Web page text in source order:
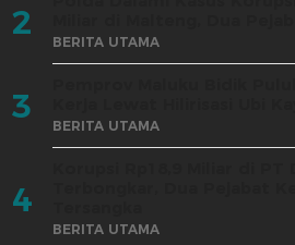
2 BERITA UTAMA
3 BERITA UTAMA
4
BERITA UTAMA